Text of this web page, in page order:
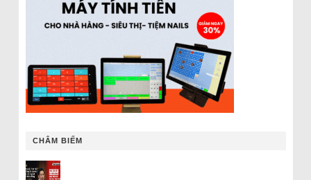
CHÂM BIẾM